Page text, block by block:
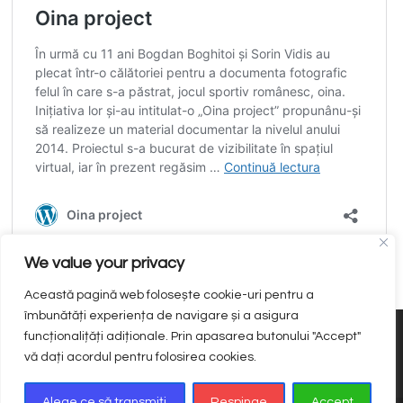
We value your privacy
Această pagină web folosește cookie-uri pentru a
îmbunătăți experiența de navigare și a asigura
funcționalițăți adiționale. Prin apasarea butonului "Accept"
vă dați acordul pentru folosirea cookies.
SĂNĂTATE COEZIUNE SOCIALĂ